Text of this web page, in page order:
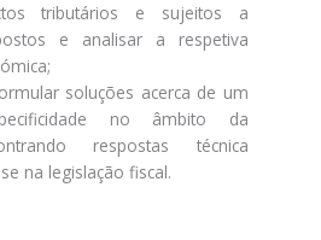
tributários e sujeitos a
e analisar a respetiva
soluções acerca de um
no âmbito da
respostas técnica
na legislação fiscal.